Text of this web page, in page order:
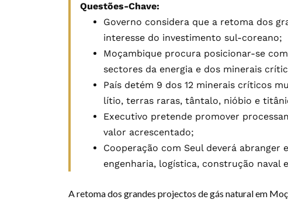
Questões-Chave:
Governo considera que a retoma dos
interesse do investimento sul-coreano;
Moçambique procura posicionar-se
sectores da energia e dos minerais
País detém 9 dos 12 minerais críticos
lítio, terras raras, tântalo, nióbio e
Executivo pretende promover
valor acrescentado;
Cooperação com Seul deverá
engenharia, logística, construção naval
A retoma dos grandes projectos de gás natural em